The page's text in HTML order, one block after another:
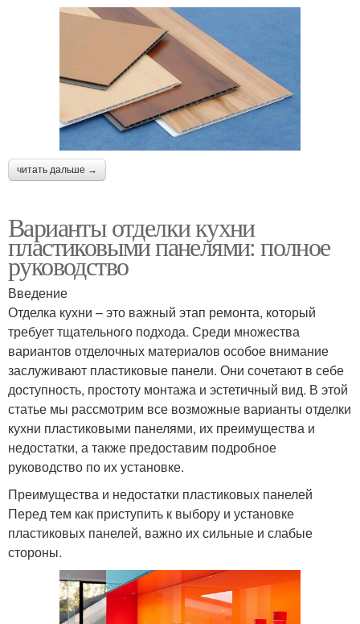
читать дальше →
Варианты отделки кухни
пластиковыми панелями: полное
руководство
Введение
Отделка кухни – это важный этап ремонта, который
требует тщательного подхода. Среди множества
вариантов отделочных материалов особое внимание
заслуживают пластиковые панели. Они сочетают в себе
доступность, простоту монтажа и эстетичный вид. В этой
статье мы рассмотрим все возможные варианты отделки
кухни пластиковыми панелями, их преимущества и
недостатки, а также предоставим подробное
руководство по их установке.
Преимущества и недостатки пластиковых панелей
Перед тем как приступить к выбору и установке
пластиковых панелей, важно их сильные и слабые
стороны.